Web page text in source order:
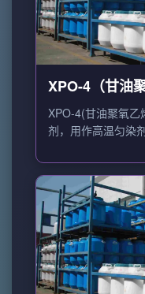
XPO-4（甘油
匀染剂
XPO-4(甘油聚氧乙
剂，用作高温匀染